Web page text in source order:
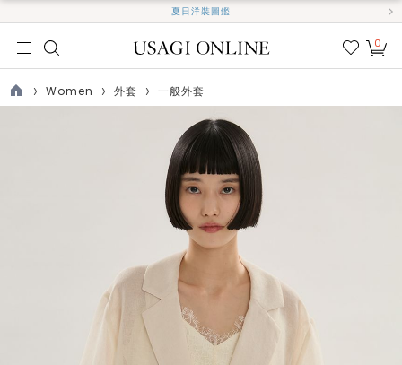
夏日洋裝圖鑑
我的
0
TOP
Women 外套 一般外套